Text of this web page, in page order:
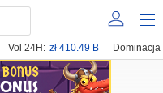
Vol 24H: zł 410.49 B Dominacja